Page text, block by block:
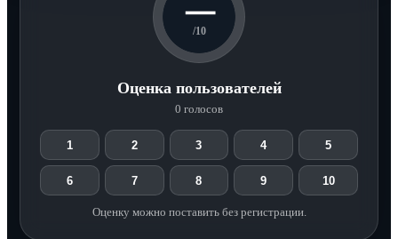
—
/10
Оценка пользователей
0 голосов
1 2 3 4 5
6 7 8 9 10
Оценку можно поставить без регистрации.